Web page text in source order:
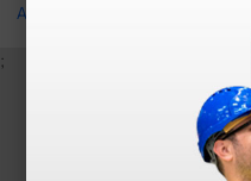
Acquirente verificato
;
Iscriviti alla
sconto di